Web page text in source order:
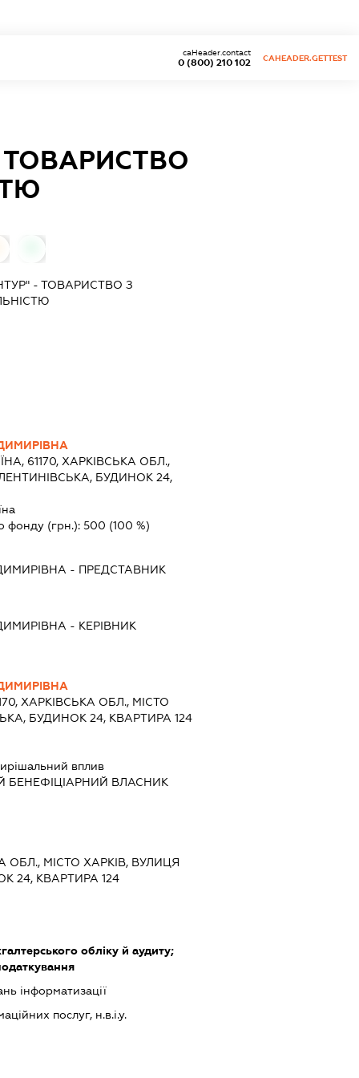
0 (800) 210 102
caHeader.contact
CAHEADER.GETTEST
- ТОВАРИСТВО З
61170, ХАРКІВСЬКА ОБЛ.,
БУДИНОК 24,
фонду (грн.):500 (100 %)
- ПРЕДСТАВНИК
- КЕРІВНИК
ХАРКІВСЬКА ОБЛ., МІСТО
БУДИНОК 24, КВАРТИРА 124
вплив
БЕНЕФІЦІАРНИЙ ВЛАСНИК
ОБЛ., МІСТО ХАРКІВ, ВУЛИЦЯ
24, КВАРТИРА 124
обліку й аудиту;
інформатизації
послуг, н.в.і.у.